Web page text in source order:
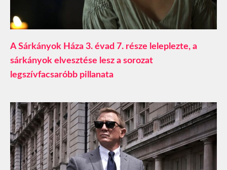
A Sárkányok Háza 3. évad 7. része leleplezte, a
sárkányok elvesztése lesz a sorozat
legszívfacsaróbb pillanata